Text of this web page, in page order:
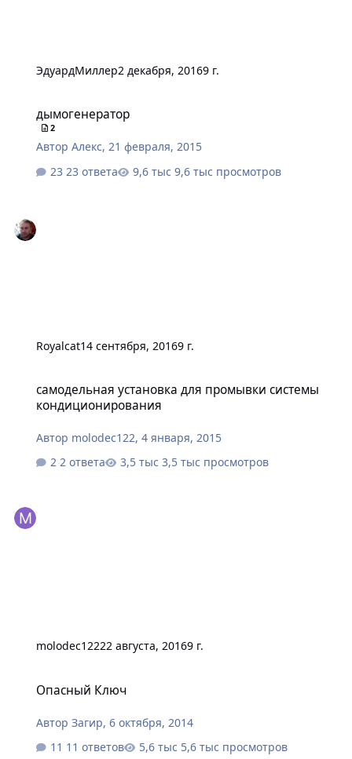
ЭдуардМиллер2 декабря, 20169 г.
дымогенератор
2
АвторАлекс,21 февраля, 2015
23 ответа
9,6 тыс просмотров
Royalcat14 сентября, 20169 г.
самодельная установка для промывки системы
кондиционирования
Автор molodec122,4 января, 2015
2 ответа
3,5 тыс просмотров
molodec12222 августа, 20169 г.
Опасный Ключ
АвторЗагир,6 октября, 2014
11 ответов
5,6 тыс просмотров